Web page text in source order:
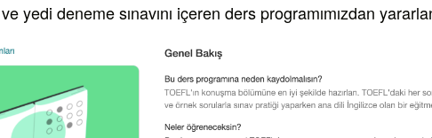
yedi deneme sınavını içeren ders programımızdan